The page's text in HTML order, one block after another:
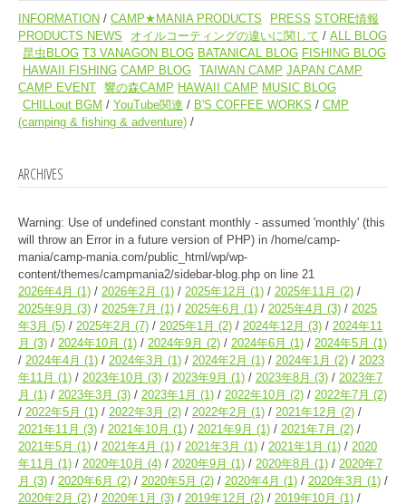
INFORMATION CAMP★MANIA PRODUCTS PRESS STORE情報
PRODUCTS NEWS
オイルコーティングの違いに関して
ALL BLOG
昆虫BLOG T3 VANAGON BLOG BATANICAL BLOG FISHING BLOG
HAWAII FISHING CAMP BLOG TAIWAN CAMP JAPAN CAMP
CAMP EVENT 響の森CAMP HAWAII CAMP MUSIC BLOG
CHILLout BGM
YouTube関連 B'S COFFEE WORKS
CMP
(camping & fishing & adventure)
ARCHIVES
Warning: Use of undefined constant monthly - assumed 'monthly' (this
will throw an Error in a future version of PHP) in /home/camp-
mania/camp-mania.com/public_html/wp/wp-
content/themes/campmania2/sidebar-blog.php on line 21
2026年4月 (1) 2026年2月 (1) 2025年12月 (1) 2025年11月 (2)
2025年9月 (3) 2025年7月 (1) 2025年6月 (1) 2025年4月 (3)
2025
年3月 (5) 2025年2月 (7) 2025年1月 (2) 2024年12月 (3)
2024年11
月 (3) 2024年10月 (1) 2024年9月 (2) 2024年6月 (1) 2024年5月 (1)
2024年4月 (1) 2024年3月 (1) 2024年2月 (1) 2024年1月 (2)
2023
年11月 (1) 2023年10月 (3) 2023年9月 (1) 2023年8月 (3)
2023年7
月 (1) 2023年3月 (3) 2023年1月 (1) 2022年10月 (2) 2022年7月 (2)
2022年5月 (1) 2022年3月 (2) 2022年2月 (1) 2021年12月 (2)
2021年11月 (3) 2021年10月 (1) 2021年9月 (1) 2021年7月 (2)
2021年5月 (1) 2021年4月 (1) 2021年3月 (1) 2021年1月 (1)
2020
年11月 (1) 2020年10月 (4) 2020年9月 (1) 2020年8月 (1)
2020年7
月 (3) 2020年6月 (2) 2020年5月 (2) 2020年4月 (1) 2020年3月 (1)
2020年2月 (2) 2020年1月 (3) 2019年12月 (2) 2019年10月 (1)